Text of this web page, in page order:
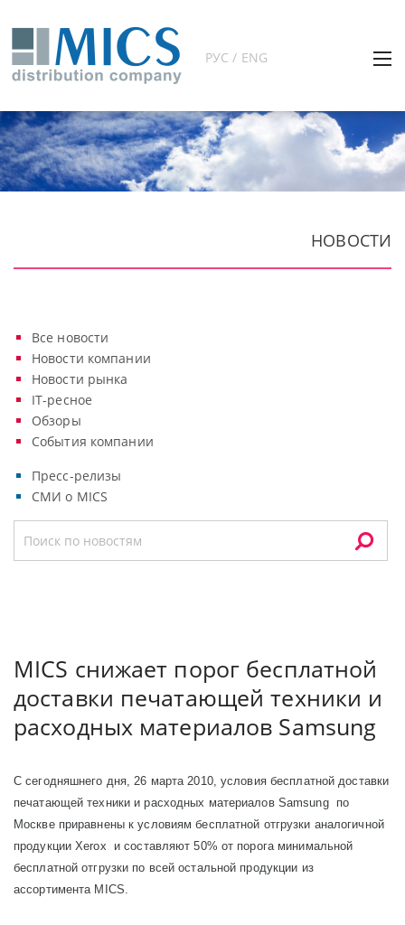
РУС / ENG
НОВОСТИ
Все новости
Новости компании
Новости рынка
IT-ресное
Обзоры
События компании
Пресс-релизы
СМИ о MICS
MICS снижает порог бесплатной
доставки печатающей техники и
расходных материалов Samsung
С сегодняшнего дня, 26 марта 2010, условия бесплатной доставки
печатающей техники и расходных материалов Samsung по
Москве приравнены к условиям бесплатной отгрузки аналогичной
продукции Хerox и составляют 50% от порога минимальной
бесплатной отгрузки по всей остальной продукции из
ассортимента MICS.